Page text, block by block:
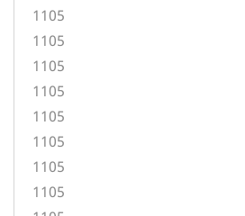
1105
1105
1105
1105
1105
1105
1105
1105